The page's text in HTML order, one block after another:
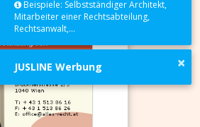
Beispiele: Selbstständiger Architekt,
Mitarbeiter einer Rechtsabteilung,
Rechtsanwalt,...
×
JUSLINE Werbung